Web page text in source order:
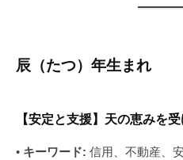
辰（たつ）年生まれ
【安定と支援】天の恵みを
• キーワード: 信用、不動産、